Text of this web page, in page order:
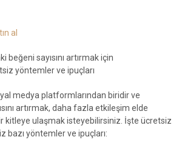
beğeni sayısını artırmak için
yöntemler ve ipuçları
medya platformlarından biridir ve
artırmak, daha fazla etkileşim elde
kitleye ulaşmak isteyebilirsiniz. İşte ücretsiz
bazı yöntemler ve ipuçları: